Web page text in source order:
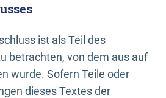
ist als Teil des
betrachten, von dem aus auf
wurde. Sofern Teile oder
dieses Textes der